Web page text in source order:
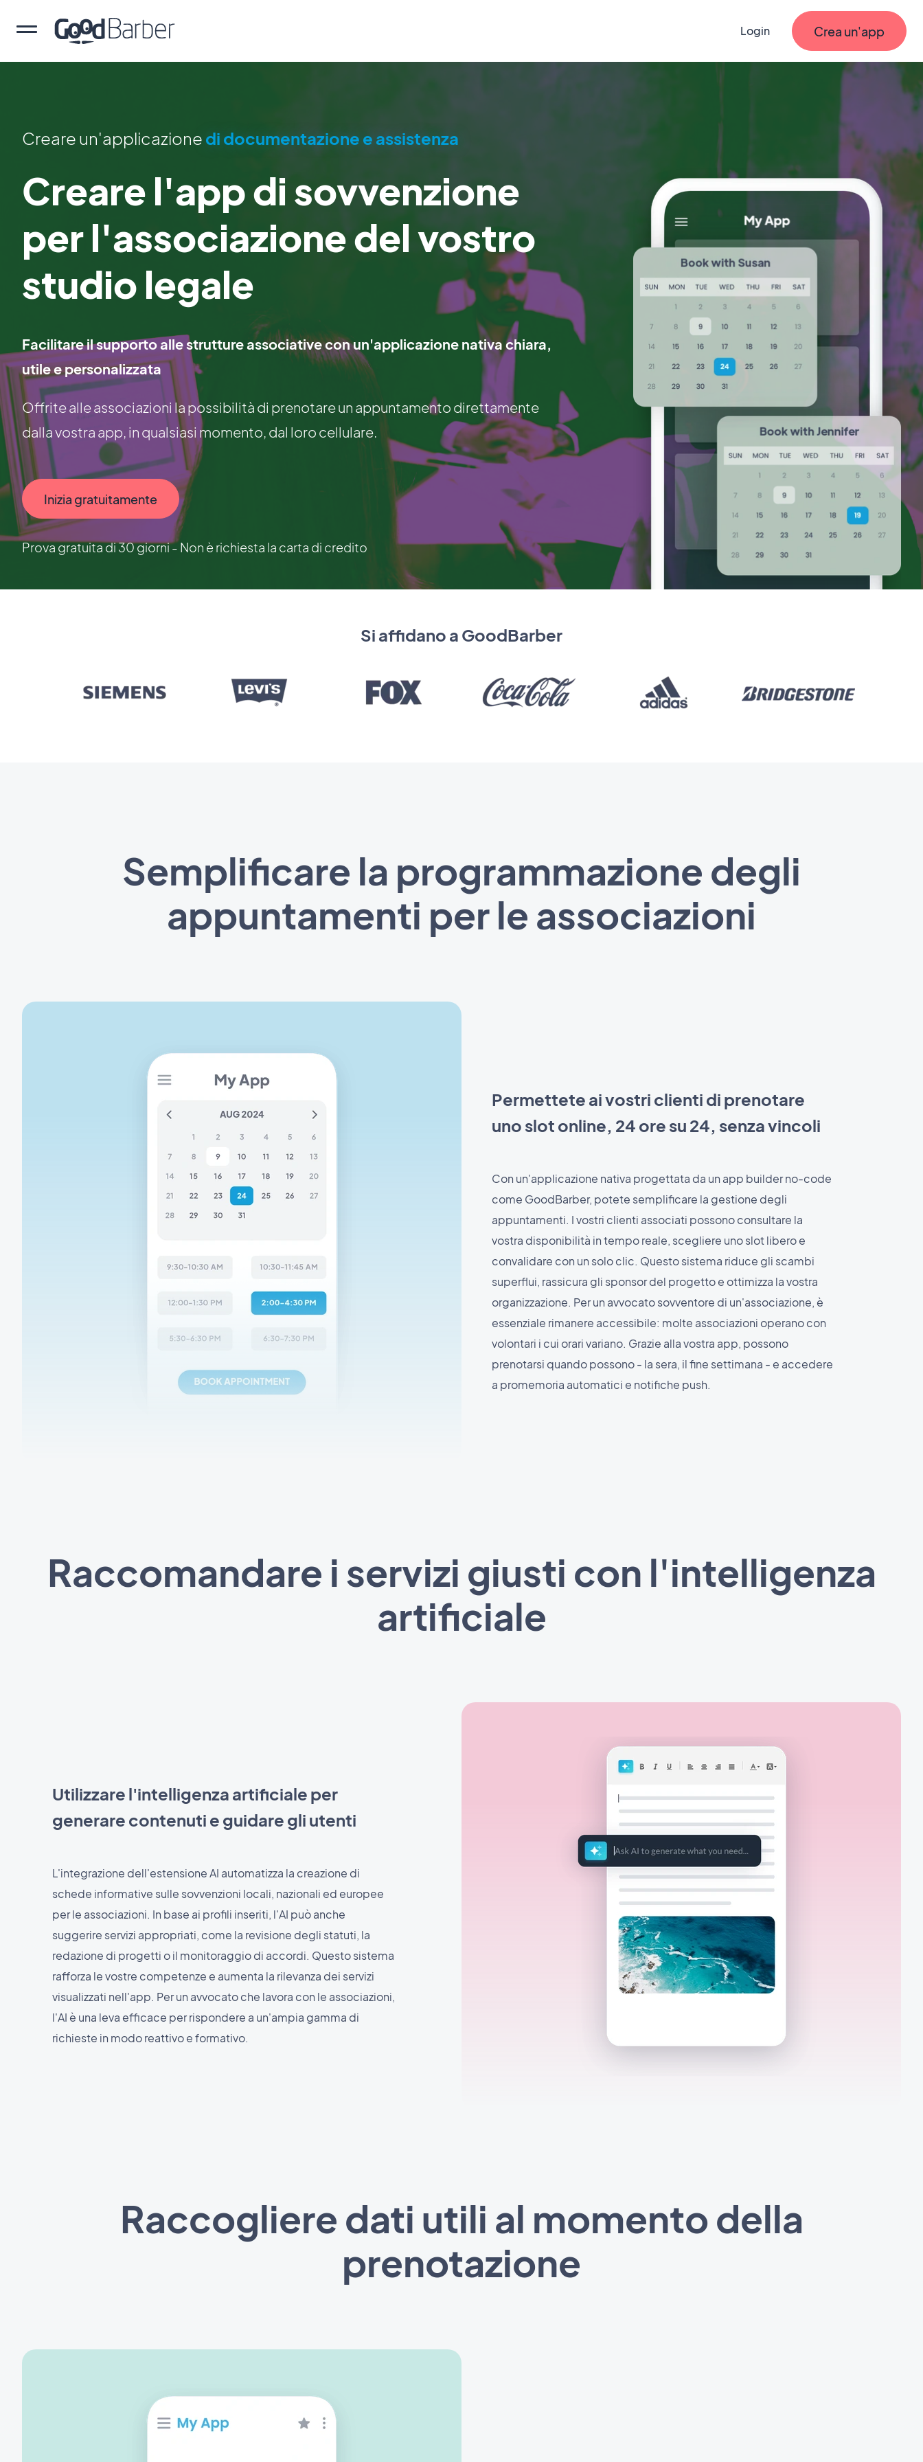
Login Crea un'app
Creare un'applicazione di documentazione e assistenza
Creare l'app di sovvenzione
per l'associazione del vostro
studio legale
Facilitare il supporto alle strutture associative con un'applicazione nativa chiara,
utile e personalizzata
Offrite alle associazioni la possibilità di prenotare un appuntamento direttamente
dalla vostra app, in qualsiasi momento, dal loro cellulare.
Inizia gratuitamente
Prova gratuita di 30 giorni - Non è richiesta la carta di credito
Si affidano a GoodBarber
Semplificare la programmazione degli
appuntamenti per le associazioni
Permettete ai vostri clienti di prenotare
uno slot online, 24 ore su 24, senza vincoli
Con un'applicazione nativa progettata da un app builder no-code
come GoodBarber, potete semplificare la gestione degli
appuntamenti. I vostri clienti associati possono consultare la
vostra disponibilità in tempo reale, scegliere uno slot libero e
convalidare con un solo clic. Questo sistema riduce gli scambi
superflui, rassicura gli sponsor del progetto e ottimizza la vostra
organizzazione. Per un avvocato sovventore di un'associazione, è
essenziale rimanere accessibile: molte associazioni operano con
volontari i cui orari variano. Grazie alla vostra app, possono
prenotarsi quando possono - la sera, il fine settimana - e accedere
a promemoria automatici e notifiche push.
Raccomandare i servizi giusti con l'intelligenza
artificiale
Utilizzare l'intelligenza artificiale per
generare contenuti e guidare gli utenti
L'integrazione dell'estensione AI automatizza la creazione di
schede informative sulle sovvenzioni locali, nazionali ed europee
per le associazioni. In base ai profili inseriti, l'AI può anche
suggerire servizi appropriati, come la revisione degli statuti, la
redazione di progetti o il monitoraggio di accordi. Questo sistema
rafforza le vostre competenze e aumenta la rilevanza dei servizi
visualizzati nell'app. Per un avvocato che lavora con le associazioni,
l'AI è una leva efficace per rispondere a un'ampia gamma di
richieste in modo reattivo e formativo.
Raccogliere dati utili al momento della
prenotazione